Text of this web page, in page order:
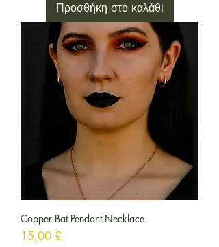
Προσθήκη στο καλάθι
Copper Bat Pendant Necklace
Τιμή
15,00 £